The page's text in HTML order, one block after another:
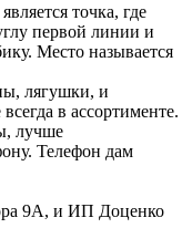
точка, где
первой линии и
Место называется
лягушки, и
в ассортименте.
лучше
Телефон дам
9А, и ИП Доценко